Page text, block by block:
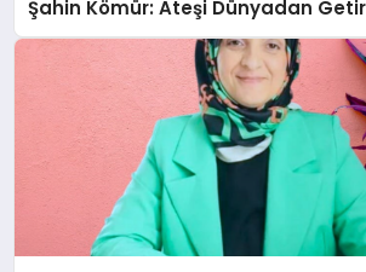
Şahin Kömür: Ateşi Dünyadan